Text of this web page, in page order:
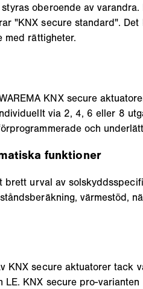
oberoende av
"KNX secure standard".
med rättigheter.
KNX secure
via 2, 4, 6 eller 8
och
funktioner
brett urval av
värmestöd,
KNX secure aktuatorer tack
LE. KNX secure pro-